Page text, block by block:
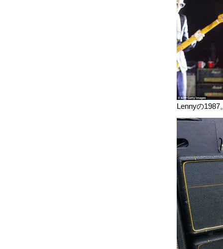
Lennyの1987